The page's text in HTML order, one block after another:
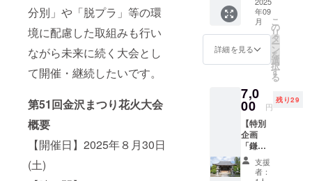
分別」や「脱プラ」等の環
境に配慮した取組みも行い
ながら未来に続く大会とし
て開催・継続したいです。
第51回金沢まつり花火大会
概要
【開催日】2025年８月30日
(土)
ター、
チラシ
デザイ
ンです
カ」公
式HP
https://
anime-
housen
ka.com/
ドへの
申込方
法： ①
金沢ま
つり実
号を記
載した
をデー
タで送
付しま
す。 ②
横濱金
日時：
10月26
（日）
16時～
※15時半
から受
付開始
場所：
ブラン
チ横浜
南部市
ティガ
イド協
会が開
催する
企画ガ
イドへ
券。 金
沢区内
を中心
に魅力
的な街
歩きガ
イドを
行って
年09
月
詳細を見る
こ
の
リ
タ
ー
ン
を
選
択
す
る
7,0
00 円
残り29
【特別
企画
「鎌倉
時代か
らの古
支援
者：